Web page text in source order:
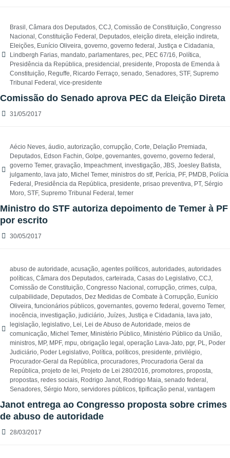
Brasil , Câmara dos Deputados, CCJ, Comissão de Constituição, Congresso
Nacional , Constituição Federal , Deputados, eleição direta, eleição indireta,
Eleições, Eunício Oliveira, governo, governo federal , Justiça e Cidadania,
Lindbergh Farias, mandato, parlamentares, pec, PEC 67/16, Política,
Presidência da República, presidencial , presidente, Proposta de Emenda à
Constituição, Reguffe, Ricardo Ferraço, senado, Senadores, STF, Supremo
Tribunal Federal , vice-presidente
Comissão do Senado aprova PEC da Eleição Direta
31/05/2017
Aécio Neves, áudio, autorização, corrupção, Corte, Delação Premiada,
Deputados, Edson Fachin, Golpe, governantes, governo, governo federal ,
governo Temer, gravação, Impeachment, investigação, JBS, Joesley Batista,
julgamento, lava jato, Michel Temer, ministros do stf, Perícia, PF, PMDB, Polícia
Federal , Presidência da República, presidente, prisao preventiva, PT, Sérgio
Moro, STF, Supremo Tribunal Federal , temer
Ministro do STF autoriza depoimento de Temer à PF
por escrito
30/05/2017
abuso de autoridade, acusação, agentes políticos, autoridades, autoridades
políticas, Câmara dos Deputados, carteirada, Casas do Legislativo, CCJ,
Comissão de Constituição, Congresso Nacional , corrupção, crimes, culpa,
culpabilidade, Deputados, Dez Medidas de Combate à Corrupção, Eunício
Oliveira, funcionários públicos, governantes, governo federal , governo Temer,
inocência, investigação, judiciário, Juízes, Justiça e Cidadania, lava jato,
legislação, legislativo, Lei, Lei de Abuso de Autoridade, meios de
comunicação, Michel Temer, Ministério Público, Ministério Público da União,
ministros, MP, MPF, mpu, obrigação legal , operação Lava-Jato, pgr, PL, Poder
Judiciário, Poder Legislativo, Política, políticos, presidente, privilégio,
Procurador-Geral da República, procuradores, Procuradoria Geral da
República, projeto de lei, Projeto de Lei 280/2016, promotores, proposta,
propostas, redes sociais, Rodrigo Janot, Rodrigo Maia, senado federal ,
Senadores, Sérgio Moro, servidores públicos, tipificação penal , vantagem
Janot entrega ao Congresso proposta sobre crimes
de abuso de autoridade
28/03/2017